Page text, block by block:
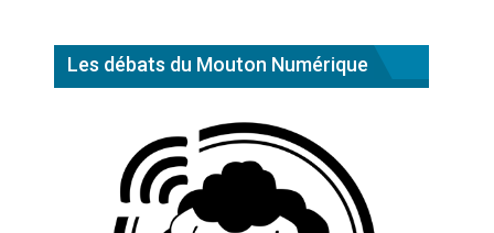
Les débats du Mouton Numérique